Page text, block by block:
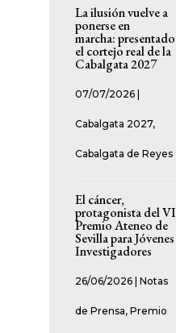
La ilusión vuelve a
ponerse en
marcha: presentado
el cortejo real de la
Cabalgata 2027
07/07/2026
Cabalgata 2027,
Cabalgata de Reyes
El cáncer,
protagonista del VI
Premio Ateneo de
Sevilla para Jóvenes
Investigadores
26/06/2026 |Notas
de Prensa,Premio